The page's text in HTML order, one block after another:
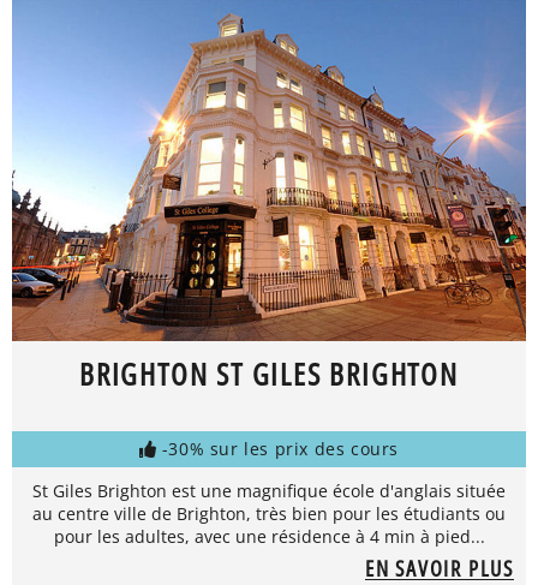
BRIGHTON ST GILES BRIGHTON
-30% sur les prix des cours
St Giles Brighton est une magnifique école d'anglais située
au centre ville de Brighton, très bien pour les étudiants ou
pour les adultes, avec une résidence à 4 min à pied...
EN SAVOIR PLUS